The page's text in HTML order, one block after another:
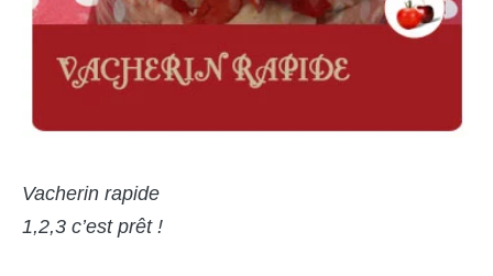
Vacherin rapide
1,2,3 c’est prêt !